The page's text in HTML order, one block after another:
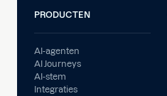
PRODUCTEN
AI-agenten
AI Journeys
AI-stem
Integraties